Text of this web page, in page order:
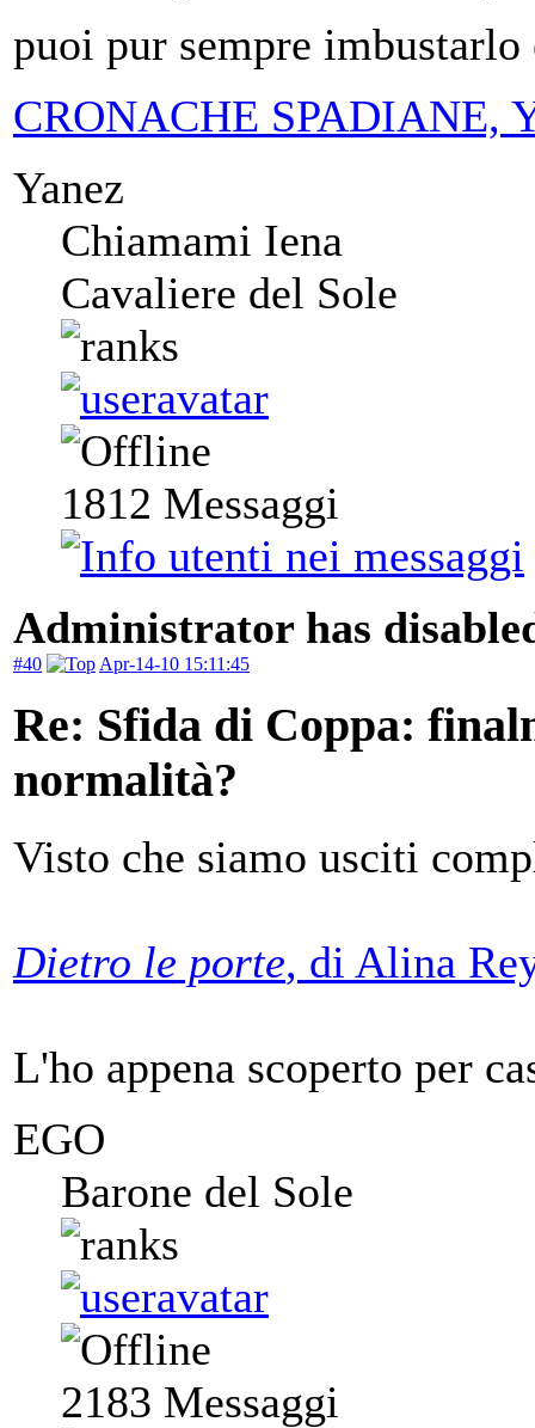
puoi pur sempre
CRONACHE SPADIANE,
Yanez
Chiamami Iena
Cavaliere del Sole
1812 Messaggi
Administrator has
#40 Apr-14-10 15:11:45
Re: Sfida di Coppa:
normalità?
Visto che siamo usciti
Dietro le porte, di Alina
L'ho appena scoperto per
EGO
Barone del Sole
2183 Messaggi